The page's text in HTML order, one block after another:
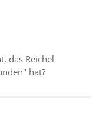
das Reichel
hat?